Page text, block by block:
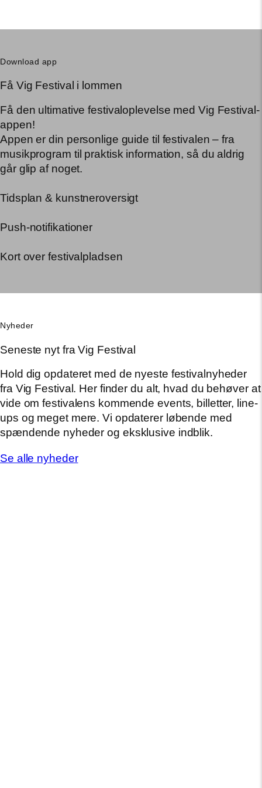
Download app
Få Vig Festival i lommen
Få den ultimative festivaloplevelse med Vig Festival-
appen!
Appen er din personlige guide til festivalen – fra
musikprogram til praktisk information, så du aldrig
går glip af noget.
Tidsplan & kunstneroversigt
Push-notifikationer
Kort over festivalpladsen
Nyheder
Seneste nyt fra Vig Festival
Hold dig opdateret med de nyeste festivalnyheder
fra Vig Festival. Her finder du alt, hvad du behøver at
vide om festivalens kommende events, billetter, line-
ups og meget mere. Vi opdaterer løbende med
spændende nyheder og eksklusive indblik.
Se alle nyheder